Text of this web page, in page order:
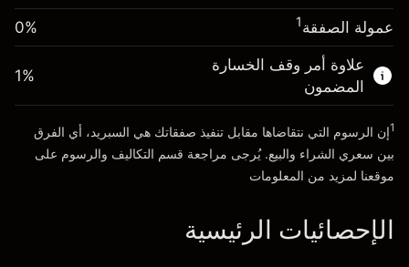
انتقل إلى المنصة
حجم الصفقة بالرافعة المالية ~
الأموال من الرافعة المالية ~ دولار
انتقل إلى المنصة
عمولة الصفقة1
0%
علاوة أمر وقف الخسارة
المضمون
1%
1إن الرسوم التي نتقاضاها مقابل تنفيذ صفقاتك هي السبريد، أي الفرق
بين سعري الشراء والبيع. يُرجى مراجعة قسم التكاليف والرسوم على
موقعنا لمزيد من المعلومات
الإحصائيات الرئيسية